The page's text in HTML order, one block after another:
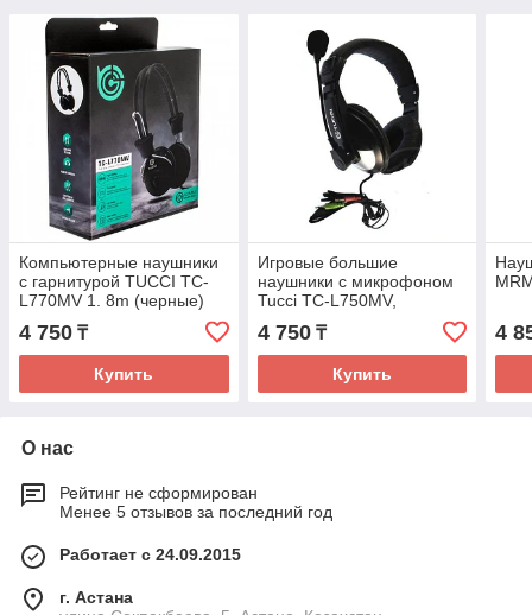
Компьютерные наушники
c гарнитурой TUCCI TC-
L770MV 1. 8m (черные)
4 750 ₸
Купить
Игровые большие
наушники с микрофоном
Tucci TC-L750MV,
регулятор громкости,
гарнитура для ПК
4 750₸
Купить
4
О нас
Рейтинг не сформирован
Менее 5 отзывов за последний год
Работает с 24.09.2015
г. Астана